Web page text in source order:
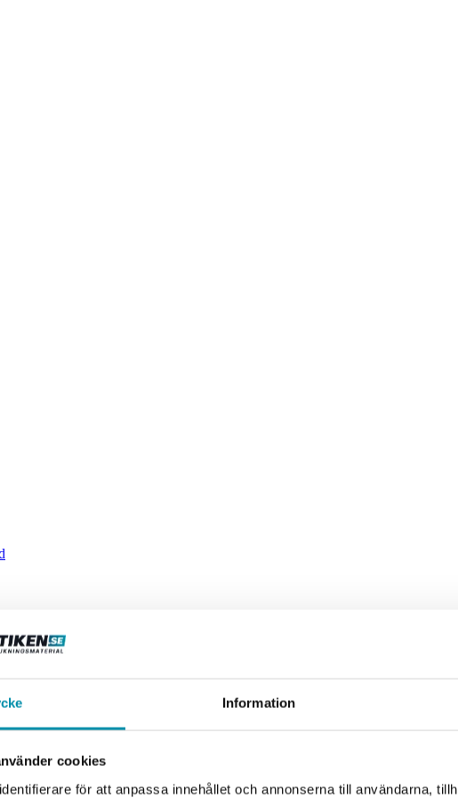
Information
cookies
för att anpassa innehållet och annonserna till användarna,